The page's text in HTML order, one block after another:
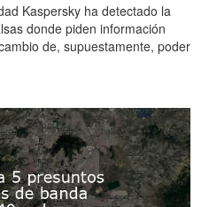
Kaspersky ha detectado la
donde piden información
de, supuestamente, poder